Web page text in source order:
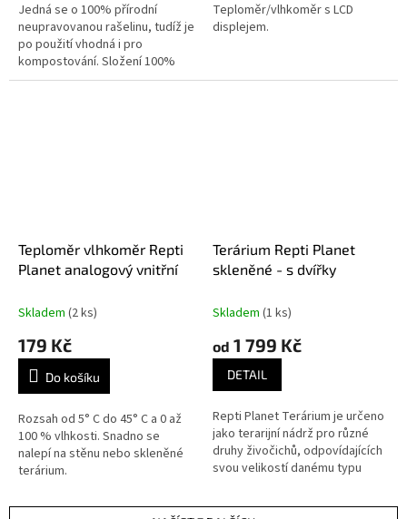
Jedná se o 100% přírodní
neupravovanou rašelinu, tudíž je
po použití vhodná i pro
kompostování. Složení 100%
přírodní neupravovaná rašelina
Teploměr/vlhkoměr s LCD
displejem.
Teploměr vlhkoměr Repti
Planet analogový vnitřní
Skladem (2 ks)
179 Kč
Do košíku
Rozsah od 5° C do 45° C a 0 až
100 % vlhkosti. Snadno se
nalepí na stěnu nebo skleněné
terárium.
Terárium Repti Planet
skleněné - s dvířky
Skladem (1 ks)
od 1 799 Kč
DETAIL
Repti Planet Terárium je určeno
jako terarijní nádrž pro různé
druhy živočichů, odpovídajících
svou velikostí danému typu
obojživelníky, hady,...